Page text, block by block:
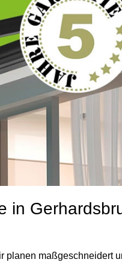
in
planen maßgeschneidert